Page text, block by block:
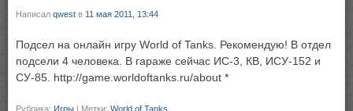
Написал qwest в 11 мая 2011, 13:44
Подсел на онлайн игру World of Tanks. Рекомендую! В отдел
подсели 4 человека. В гараже сейчас ИС-3, КВ, ИСУ-152 и
СУ-85. http://game.worldoftanks.ru/about *
Рубрика: Игры Метки: World of Tanks